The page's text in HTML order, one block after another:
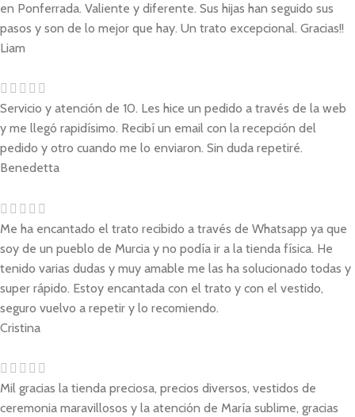
en Ponferrada. Valiente y diferente. Sus hijas han seguido sus
pasos y son de lo mejor que hay. Un trato excepcional. Gracias!!
Liam
Servicio y atención de 10. Les hice un pedido a través de la web
y me llegó rapidísimo. Recibí un email con la recepción del
pedido y otro cuando me lo enviaron. Sin duda repetiré.
Benedetta
Me ha encantado el trato recibido a través de Whatsapp ya que
soy de un pueblo de Murcia y no podía ir a la tienda física. He
tenido varias dudas y muy amable me las ha solucionado todas y
super rápido. Estoy encantada con el trato y con el vestido,
seguro vuelvo a repetir y lo recomiendo.
Cristina
Mil gracias la tienda preciosa, precios diversos, vestidos de
ceremonia maravillosos y la atención de María sublime, gracias